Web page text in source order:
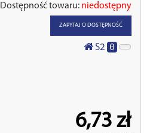
Dostępność towaru: niedostępny
ZAPYTAJ O DOSTĘPNOŚĆ
S2 0
6,73 zł